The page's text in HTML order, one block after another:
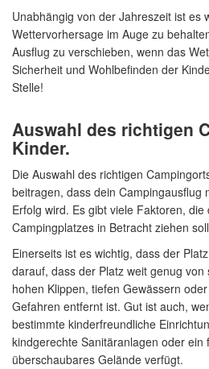
Unabhängig von der Jahreszeit ist es
Wettervorhersage im Auge zu
Ausflug zu verschieben, wenn das
Sicherheit und Wohlbefinden der
Stelle!
Auswahl des richtigen
Kinder.
Die Auswahl des richtigen
beitragen, dass dein Campingausflug
Erfolg wird. Es gibt viele Faktoren,
Campingplatzes in Betracht ziehen
Einerseits ist es wichtig, dass der
darauf, dass der Platz weit genug
hohen Klippen, tiefen Gewässern
Gefahren entfernt ist. Gut ist auch,
bestimmte kinderfreundliche
kindgerechte Sanitäranlagen oder ein
überschaubares Gelände verfügt.